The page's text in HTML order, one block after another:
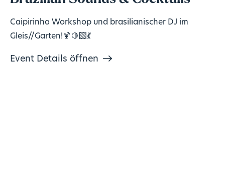
Caipirinha Workshop und brasilianischer DJ im
Gleis//Garten!🍹🍋‍🟩💃
Event Details öffnen